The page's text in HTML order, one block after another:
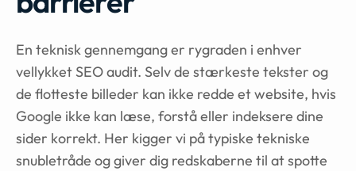
En teknisk gennemgang er rygraden i enhver
vellykket SEO audit. Selv de stærkeste tekster og
de flotteste billeder kan ikke redde et website, hvis
Google ikke kan læse, forstå eller indeksere dine
sider korrekt. Her kigger vi på typiske tekniske
snubletråde og giver dig redskaberne til at spotte